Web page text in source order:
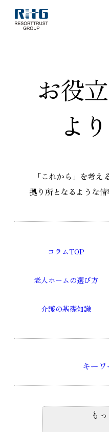
お役
よ
「これから」を考え
拠り所となるような情
コラムTOP
老人ホームの選び方
介護の基礎知識
キー
も